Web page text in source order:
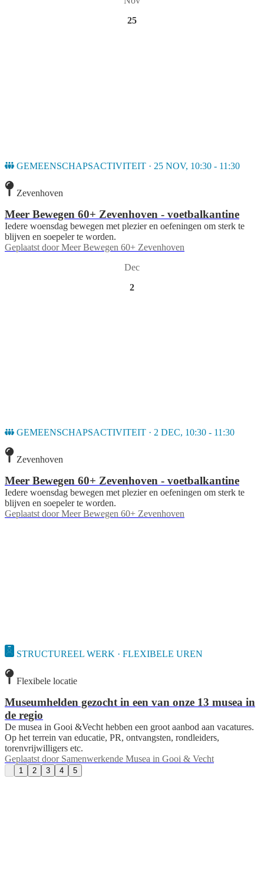
25
GEMEENSCHAPSACTIVITEIT · 25 NOV, 10:30 - 11:30
Zevenhoven
Meer Bewegen 60+ Zevenhoven - voetbalkantine
Iedere woensdag bewegen met plezier en oefeningen om sterk te
blijven en soepeler te worden.
Geplaatst door Meer Bewegen 60+ Zevenhoven
Dec
2
GEMEENSCHAPSACTIVITEIT · 2 DEC, 10:30 - 11:30
Zevenhoven
Meer Bewegen 60+ Zevenhoven - voetbalkantine
Iedere woensdag bewegen met plezier en oefeningen om sterk te
blijven en soepeler te worden.
Geplaatst door Meer Bewegen 60+ Zevenhoven
STRUCTUREEL WERK · FLEXIBELE UREN
Flexibele locatie
Museumhelden gezocht in een van onze 13 musea in
de regio
De musea in Gooi &Vecht hebben een groot aanbod aan vacatures.
Op het terrein van educatie, PR, ontvangsten, rondleiders,
torenvrijwilligers etc.
Geplaatst door Samenwerkende Musea in Gooi & Vecht
1 2 3 4 5